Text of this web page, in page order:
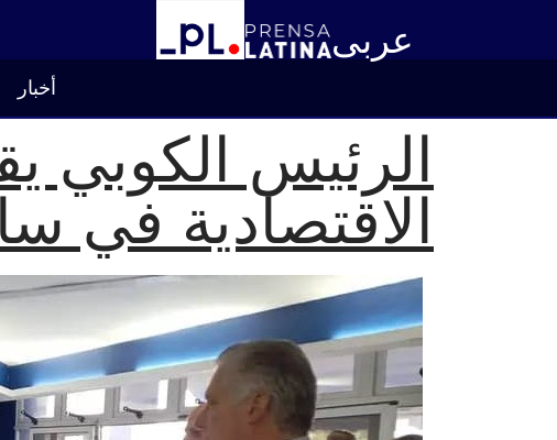
عربى
أخبار
الرئيس الكوبي
الاقتصادية في